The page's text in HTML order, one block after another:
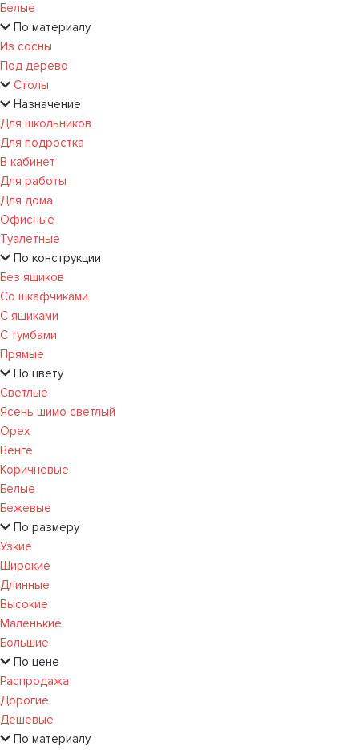
Белые
По материалу
Из сосны
Под дерево
Столы
Назначение
Для школьников
Для подростка
В кабинет
Для работы
Для дома
Офисные
Туалетные
По конструкции
Без ящиков
Со шкафчиками
С ящиками
С тумбами
Прямые
По цвету
Светлые
Ясень шимо светлый
Орех
Венге
Коричневые
Белые
Бежевые
По размеру
Узкие
Широкие
Длинные
Высокие
Маленькие
Большие
По цене
Распродажа
Дорогие
Дешевые
По материалу